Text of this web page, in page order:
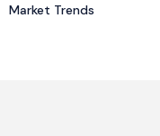
Market Trends